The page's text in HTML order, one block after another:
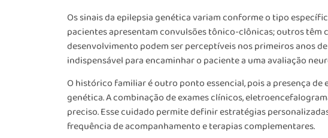
Os sinais da epilepsia genética variam conforme o tipo
pacientes apresentam convulsões tônico-clônicas; outros têm
desenvolvimento podem ser perceptíveis nos primeiros anos
indispensável para encaminhar o paciente a uma avaliação
O histórico familiar é outro ponto essencial, pois a presença
genética. A combinação de exames clínicos,
preciso. Esse cuidado permite definir estratégias
frequência de acompanhamento e terapias complementares.